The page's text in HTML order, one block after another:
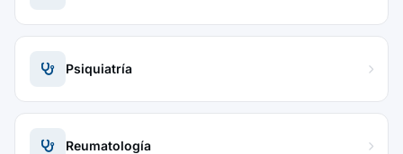
Psiquiatría
Reumatología